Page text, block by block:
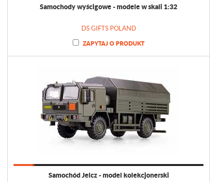
Samochody wyścigowe - modele w skali 1:32
DS GIFTS POLAND
ZAPYTAJ O PRODUKT
Samochód Jelcz - model kolekcjonerski